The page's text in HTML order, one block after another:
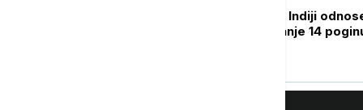
Monsunske kiše u Indiji
nove žrtve: Najmanje 14